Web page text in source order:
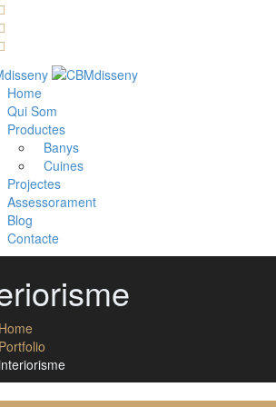
Home
Qui Som
Productes
Banys
Cuines
Projectes
Assessorament
Blog
Contacte
Home
Portfolio